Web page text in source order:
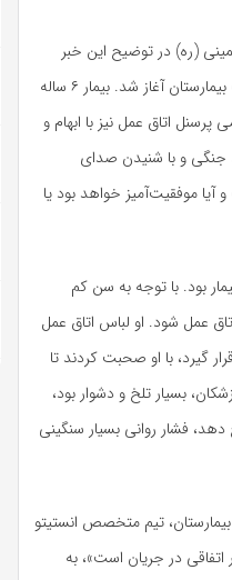
(ره) در توضیح این خبر
می‌گوید: این عمل جراحی در ایام مبارک رمضان و در حین وقوع بمباران‌های اطراف بیمارستان آغاز شد. بیمار ۶ ساله
اتاق عمل نیز با ابهام و
جنگی و با شنیدن صدای
خواهد داشت و آیا موفقیت‌آمیز خواهد بود یا
بود. با توجه به سن کم
عمل شود. او لباس اتاق عمل
گیرد، با او صحبت کردند تا
بسیار تلخ و دشوار بود،
فشار روانی بسیار سنگینی
تیم متخصص انستیتو
اتفاقی در جریان است»، به